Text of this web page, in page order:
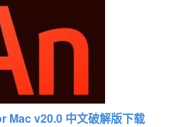
Mac v20.0 中文破解版下载